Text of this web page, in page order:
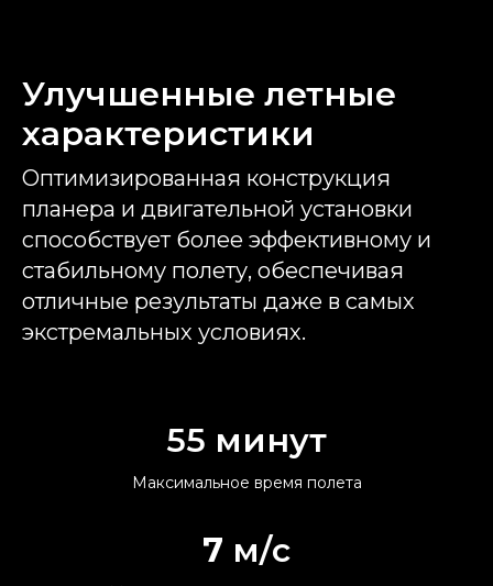
Улучшенные летные
характеристики
Оптимизированная конструкция
планера и двигательной установки
способствует более эффективному и
стабильному полету, обеспечивая
отличные результаты даже в самых
экстремальных условиях.
55 минут
Максимальное время полета
7 м/с